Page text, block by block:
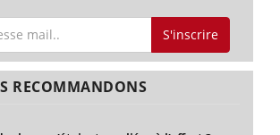
S'inscrire
RECOMMANDONS